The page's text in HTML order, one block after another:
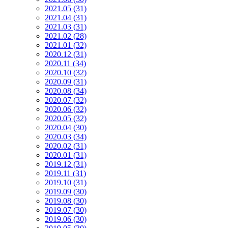
2021.05 (31)
2021.04 (31)
2021.03 (31)
2021.02 (28)
2021.01 (32)
2020.12 (31)
2020.11 (34)
2020.10 (32)
2020.09 (31)
2020.08 (34)
2020.07 (32)
2020.06 (32)
2020.05 (32)
2020.04 (30)
2020.03 (34)
2020.02 (31)
2020.01 (31)
2019.12 (31)
2019.11 (31)
2019.10 (31)
2019.09 (30)
2019.08 (30)
2019.07 (30)
2019.06 (30)